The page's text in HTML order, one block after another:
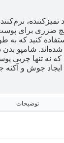
ضرری برای پوست
کنید که
شامپو
نه تنها چربی
ایجاد جوش و آکنه
توضیحات